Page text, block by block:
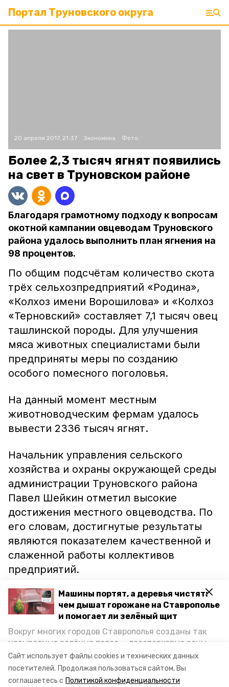
Сайт использует файлы cookies и технических данных
посетителей. Продолжая пользоваться сайтом, Вы
соглашаетесь с Политикой конфиденциальности
Машины портят, а деревья чистят:
чем дышат горожане на Ставрополье
и помогает ли зелёный щит
Вокруг многих городов Ставрополья созданы так
называемые зелёные пояса — лесопарковые зоны,
снижающие негативное воздействие выхлопных
газов на атмосферу. Справляются ли они с
постоянно растущим потоком автотранспорта и
Портал Труновского округа
20 апреля 2017, 21:37 Экономика Фото:
Более 2,3 тысяч ягнят появились
на свет в Труновском районе
Благодаря грамотному подходу к вопросам
окотной кампании овцеводам Труновского
района удалось выполнить план ягнения на
98 процентов.
По общим подсчётам количество скота
трёх сельхозпредприятий «Родина»,
«Колхоз имени Ворошилова» и «Колхоз
«Терновский» составляет 7,1 тысяч овец
ташлинской породы. Для улучшения
мяса животных специалистами были
предприняты меры по созданию
особого помесного поголовья.
На данный момент местным
животноводческим фермам удалось
вывести 2336 тысяч ягнят.
Начальник управления сельского
хозяйства и охраны окружающей среды
администрации Труновского района
Павел Шейкин отметил высокие
достижения местного овцеводства. По
его словам, достигнутые результаты
являются показателем качественной и
слаженной работы коллективов
предприятий.
Ранее в рамках рабочей поездки в
Труновский район министр краевого
аграриям о новых способах
господдержки фермерства в виде
субсидий .